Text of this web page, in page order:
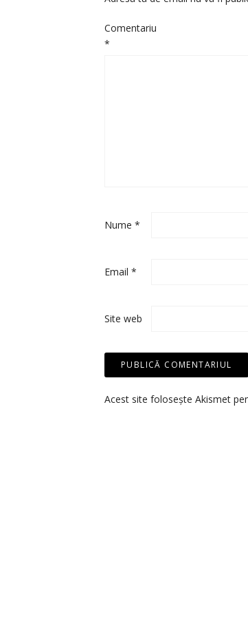
Comentariu
*
Nume *
Email *
Site web
Acest site folosește Akismet